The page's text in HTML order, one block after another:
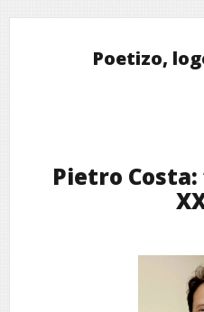
Poetizo,
Pietro Costa: